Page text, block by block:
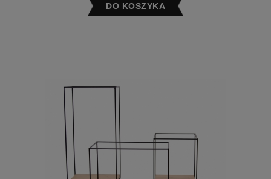
DO KOSZYKA